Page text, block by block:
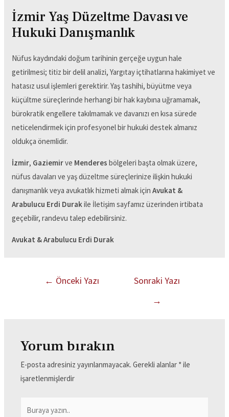
İzmir Yaş Düzeltme Davası ve
Hukuki Danışmanlık
Nüfus kaydındaki doğum tarihinin gerçeğe uygun hale
getirilmesi; titiz bir delil analizi, Yargıtay içtihatlarına hakimiyet ve
hatasız usul işlemleri gerektirir. Yaş tashihi, büyütme veya
küçültme süreçlerinde herhangi bir hak kaybına uğramamak,
bürokratik engellere takılmamak ve davanızı en kısa sürede
neticelendirmek için profesyonel bir hukuki destek almanız
oldukça önemlidir.
İzmir, Gaziemirve Menderes bölgeleri başta olmak üzere,
nüfus davaları ve yaş düzeltme süreçlerinize ilişkin hukuki
danışmanlık veya avukatlık hizmeti almak içinAvukat &
Arabulucu Erdi Durak ile İletişim sayfamız üzerinden irtibata
geçebilir, randevu talep edebilirsiniz.
Avukat & Arabulucu Erdi Durak
← Önceki Yazı
Sonraki Yazı
→
Yorum bırakın
E-posta adresiniz yayınlanmayacak. Gerekli alanlar *ile
işaretlenmişlerdir